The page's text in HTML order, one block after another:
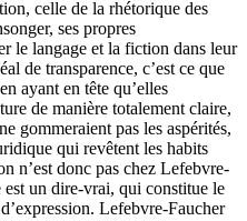
celle de la rhétorique des
ses propres
le langage et la fiction dans leur
de transparence, c’est ce que
ayant en tête qu’elles
de manière totalement claire,
gommeraient pas les aspérités,
qui revêtent les habits
n’est donc pas chez Lefebvre-
un dire-vrai, qui constitue le
Lefebvre-Faucher